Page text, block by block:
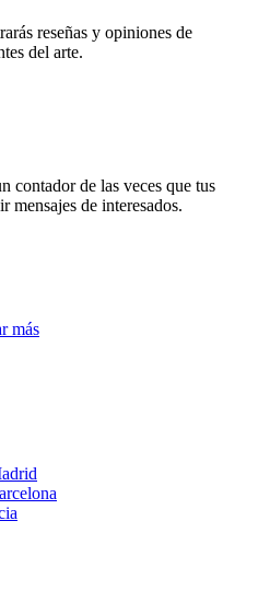
reseñas y opiniones de
del arte.
contador de las veces que tus
mensajes de interesados.
más